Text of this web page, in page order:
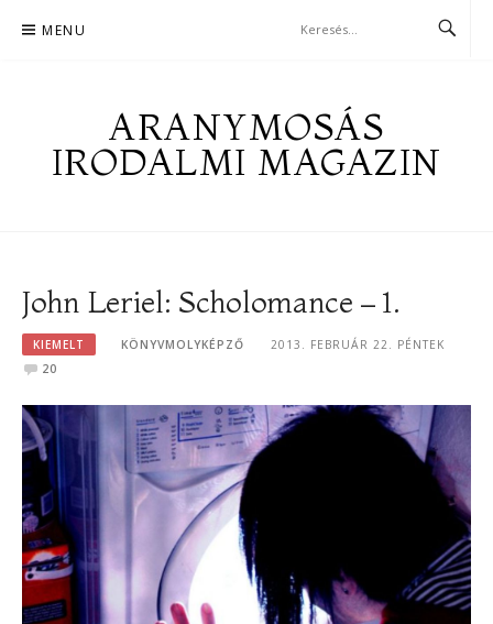
MENU
ARANYMOSÁS
IRODALMI MAGAZIN
John Leriel: Scholomance – 1.
KIEMELT KÖNYVMOLYKÉPZŐ
2013. FEBRUÁR 22. PÉNTEK
20